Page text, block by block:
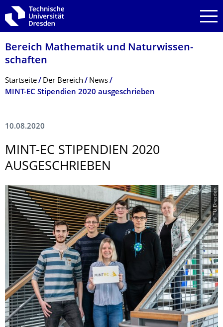
Zur Hauptnavigation springen
Zur Suche springen
Zum Inhalt springen
Bereich Mathematik und Natur­wissen­
schaften
Breadcrumb-Menü
Startseite Der­ ­­­Bereich
News
MINT-EC Stipendien 2020 ausgeschrieben
10.08.2020
MINT-EC STIPENDIEN 2020
AUSGESCHRIEBEN
© TU Dresden